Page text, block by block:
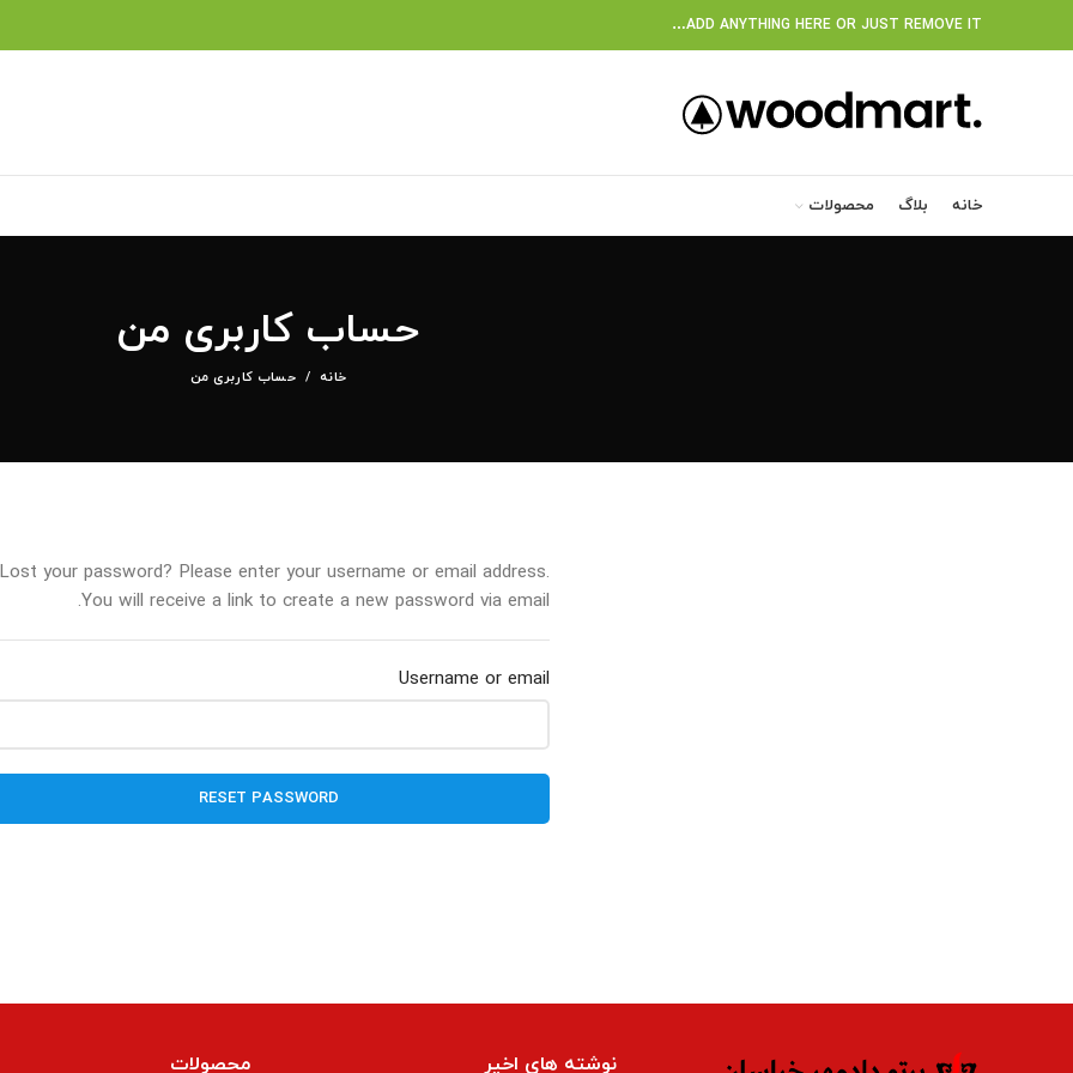
ADD ANYTHING HERE OR JUST REMOVE IT…
خانه بلاگ محصولات
حساب کاربری من
خانه حساب کاربری من
Lost your password? Please enter your username or email address.
You will receive a link to create a new password via email.
Username or email
RESET PASSWORD
نوشته های اخیر محصولات